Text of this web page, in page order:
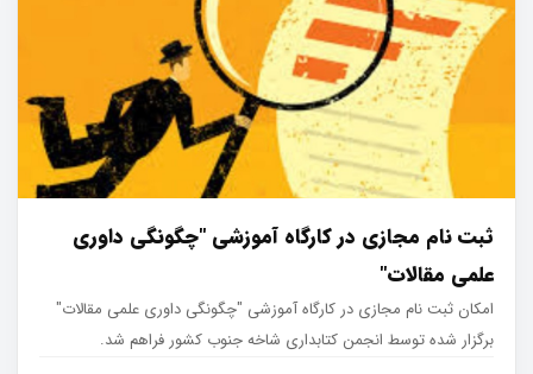
ثبت نام مجازی در کارگاه آموزشی "چگونگی داوری
علمی مقالات"
امکان ثبت نام مجازی در کارگاه آموزشی "چگونگی داوری علمی مقالات"
برگزار شده توسط انجمن کتابداری شاخه جنوب کشور فراهم شد.